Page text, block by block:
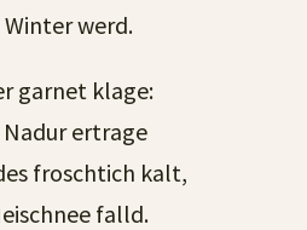
werd.
garnet klage:
ertrage
froschtich kalt,
falld.